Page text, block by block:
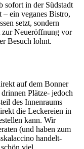
sofort in der Südstadt
– ein veganes Bistro,
setzt, sondern
Neueröffnung vor
Besuch lohnt.
auf dem Bonner
Plätze- jedoch
des Innenraums
die Leckereien in
kann. Wir
(und haben zum
handelt-
viel